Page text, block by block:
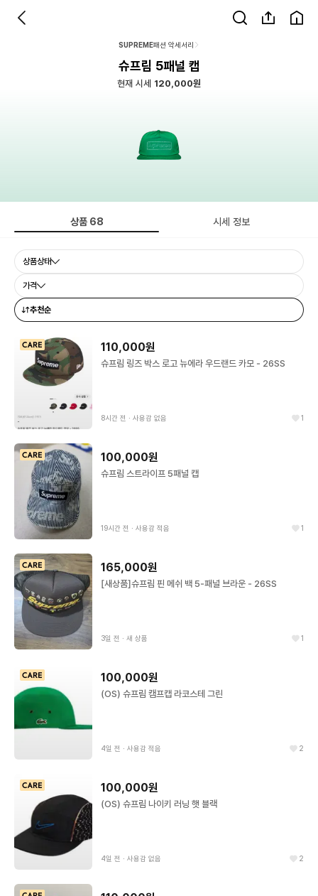
SUPREME패션 악세서리
슈프림 5패널 캡
현재 시세 120,000원
상품68 시세 정보
상품상태
가격
추천순
110,000원
슈프림 링즈 박스 로고 뉴에라 우드랜드 카모 - 26SS
8시간 전 ∙ 사용감 없음 1
100,000원
슈프림 스트라이프 5패널 캡
19시간 전 ∙ 사용감 적음 1
165,000원
[새상품]슈프림 핀 메쉬 백 5-패널 브라운 - 26SS
3일 전 ∙ 새 상품 1
100,000원
(OS) 슈프림 캠프캡 라코스테 그린
4일 전 ∙ 사용감 적음 2
100,000원
(OS) 슈프림 나이키 러닝 햇 블랙
4일 전 ∙ 사용감 없음 2